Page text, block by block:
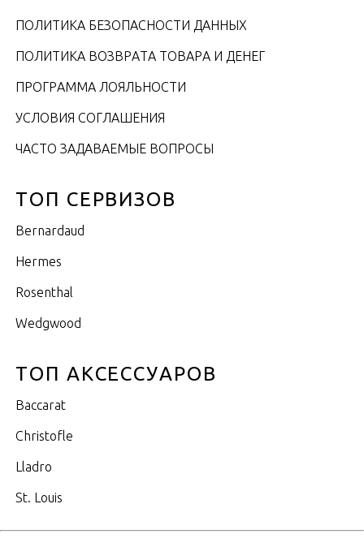
ПОЛИТИКА БЕЗОПАСНОСТИ ДАННЫХ
ПОЛИТИКА ВОЗВРАТА ТОВАРА И ДЕНЕГ
ПРОГРАММА ЛОЯЛЬНОСТИ
УСЛОВИЯ СОГЛАШЕНИЯ
ЧАСТО ЗАДАВАЕМЫЕ ВОПРОСЫ
ТОП СЕРВИЗОВ
Bernardaud
Hermes
Rosenthal
Wedgwood
ТОП АКСЕССУАРОВ
Baccarat
Christofle
Lladro
St. Louis